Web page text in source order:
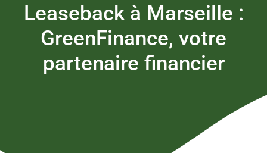
Leaseback à Marseille :
GreenFinance, votre
partenaire financier